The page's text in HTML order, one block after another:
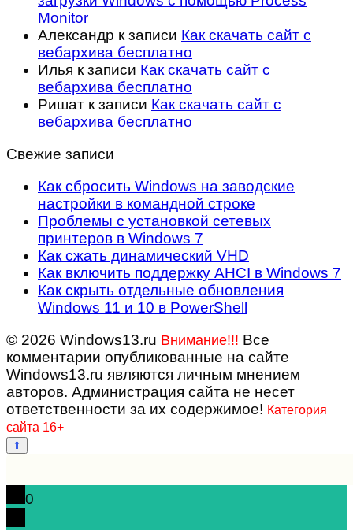
Monitor
Александр к записи Как скачать сайт с
вебархива бесплатно
Илья к записи Как скачать сайт с
вебархива бесплатно
Ришат к записи Как скачать сайт с
вебархива бесплатно
Свежие записи
Как сбросить Windows на заводские
настройки в командной строке
Проблемы с установкой сетевых
принтеров в Windows 7
Как сжать динамический VHD
Как включить поддержку AHCI в Windows 7
Как скрыть отдельные обновления
Windows 11 и 10 в PowerShell
© 2026 Windows13.ru Внимание!!! Все
комментарии опубликованные на сайте
Windows13.ru являются личным мнением
авторов. Администрация сайта не несет
ответственности за их содержимое! Категория
сайта 16+
0